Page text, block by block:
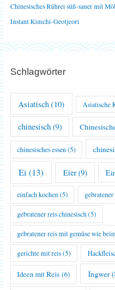
:Chinesisches Rührei süß-sauer mit
Instant Kimchi-Geotjeori
Schlagwörter
Asiatisch(10) Asiatische
chinesisch(9)
chinesisches essen(5)
Ei (13) Eier(9)
einfach kochen(5)
gebratener reis chinesisch (5)
gebratener reis mit gemüse wie
gerichte mit reis(5)
Ideen mit Reis (6) Ingwer